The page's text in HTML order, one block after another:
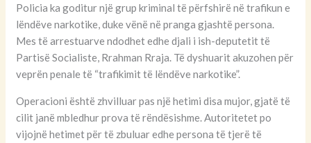
Policia ka goditur një grup kriminal të përfshirë në trafikun e
lëndëve narkotike, duke vënë në pranga gjashtë persona.
Mes të arrestuarve ndodhet edhe djali i ish-deputetit të
Partisë Socialiste, Rrahman Rraja. Të dyshuarit akuzohen për
veprën penale të “trafikimit të lëndëve narkotike”.
Operacioni është zhvilluar pas një hetimi disa mujor, gjatë të
cilit janë mbledhur prova të rëndësishme. Autoritetet po
vijojnë hetimet për të zbuluar edhe persona të tjerë të